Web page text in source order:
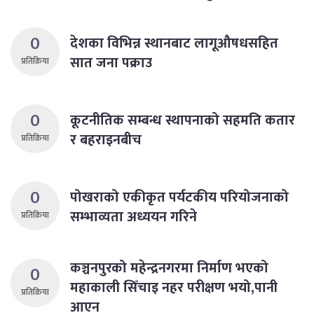
0
प्रतिक्रिया
देशका विभिन्न स्थानबाट लागूऔषधसहित
सात जना पक्राउ
0
प्रतिक्रिया
कूटनीतिक सम्बन्ध स्थापनाको सहमति कतार
र बहराइनबीच
0
प्रतिक्रिया
पोखराको एकीकृत पर्यटकीय परियोजनाको
सम्भाव्यता अध्ययन गरिने
0
प्रतिक्रिया
कञ्चनपुरको महेन्द्रनगरमा निर्माण भएको
महाकाली सिँचाइ नहर परीक्षण भयो,पानी
आएन